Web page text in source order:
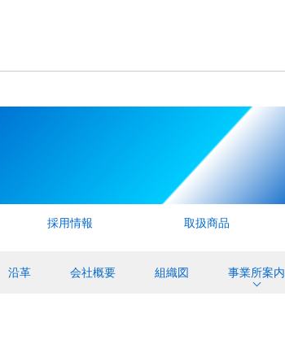
採用情報 取扱商品
沿革 会社概要 組織図 事業所案内